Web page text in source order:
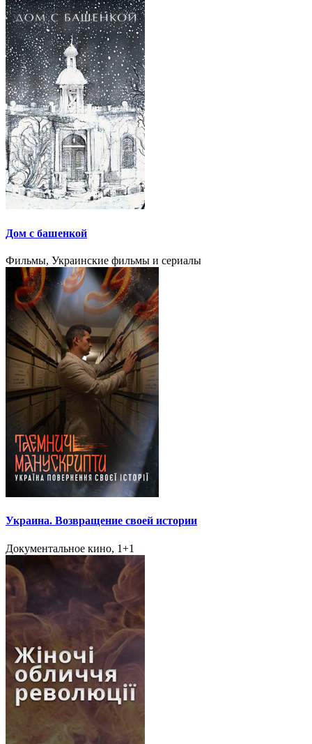
Дом с башенкой
Фильмы, Украинские фильмы и сериалы
Украина. Возвращение своей истории
Документальное кино, 1+1